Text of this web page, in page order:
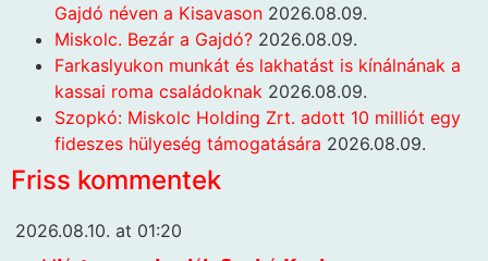
Gajdó néven a Kisavason 2026.08.09.
Miskolc. Bezár a Gajdó? 2026.08.09.
Farkaslyukon munkát és lakhatást is kínálnának a
kassai roma családoknak 2026.08.09.
Szopkó: Miskolc Holding Zrt. adott 10 milliót egy
fideszes hülyeség támogatására 2026.08.09.
Friss kommentek
2026.08.10. at 01:20